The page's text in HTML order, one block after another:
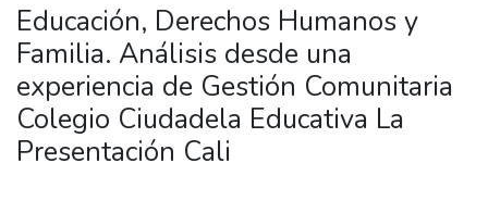
Statistics
Educación, Derechos Humanos y
Familia. Análisis desde una
experiencia de Gestión Comunitaria
Colegio Ciudadela Educativa La
Presentación Cali